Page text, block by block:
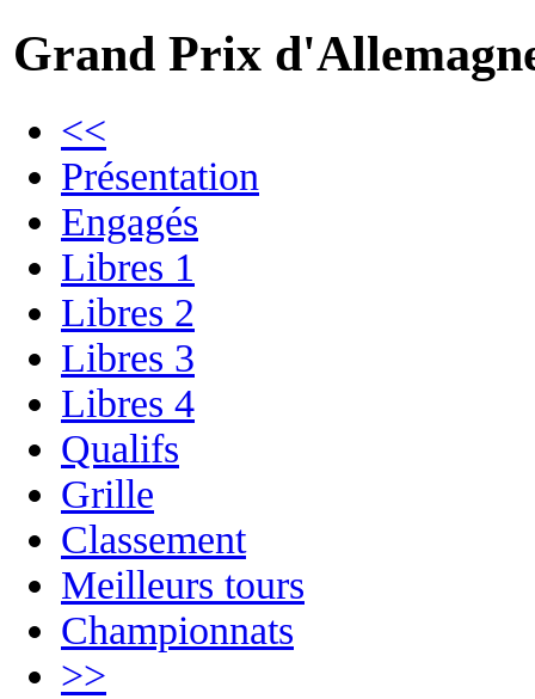
Grand Prix
<<
Présentation
Engagés
Libres 1
Libres 2
Libres 3
Libres 4
Qualifs
Grille
Classement
Meilleurs tours
Championnats
>>